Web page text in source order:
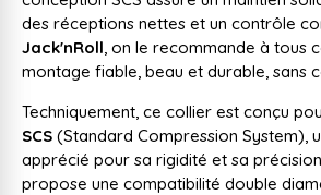
des réceptions nettes et un contrôle
Jack'nRoll, on le recommande à tous
montage fiable, beau et durable, sans
Techniquement, ce collier est conçu
SCS (Standard Compression System),
apprécié pour sa rigidité et sa
propose une compatibilité double